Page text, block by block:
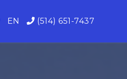
EN (514) 651-7437